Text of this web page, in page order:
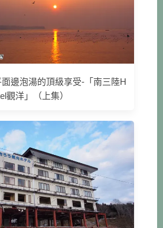
邊泡湯的頂級享受-「南三陸H
觀洋」（上集）